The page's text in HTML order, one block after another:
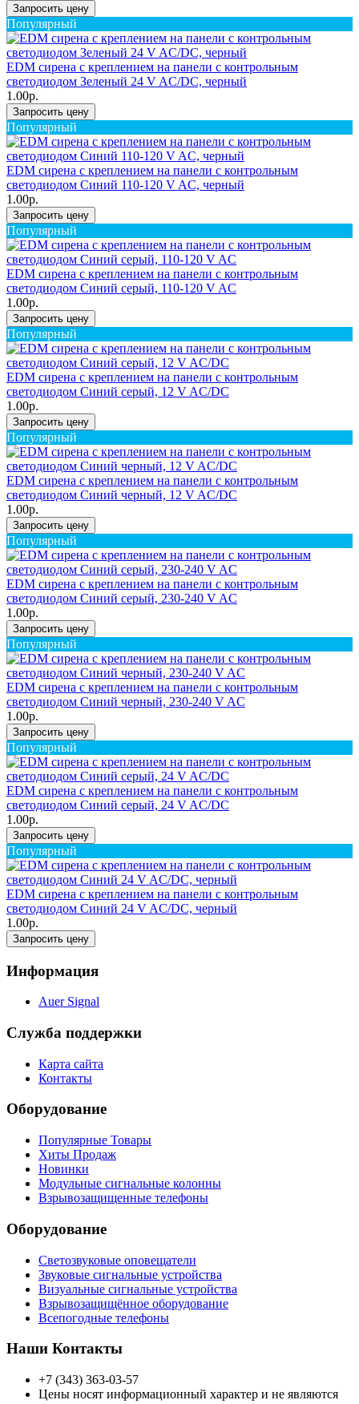
Запросить цену
Популярный
EDM сирена с креплением на панели с контрольным
светодиодом Зеленый 24 V AC/DC, черный
1.00р.
Запросить цену
Популярный
EDM сирена с креплением на панели с контрольным
светодиодом Синий 110-120 V AC, черный
1.00р.
Запросить цену
Популярный
EDM сирена с креплением на панели с контрольным
светодиодом Синий серый, 110-120 V AC
1.00р.
Запросить цену
Популярный
EDM сирена с креплением на панели с контрольным
светодиодом Синий серый, 12 V AC/DC
1.00р.
Запросить цену
Популярный
EDM сирена с креплением на панели с контрольным
светодиодом Синий черный, 12 V AC/DC
1.00р.
Запросить цену
Популярный
EDM сирена с креплением на панели с контрольным
светодиодом Синий серый, 230-240 V AC
1.00р.
Запросить цену
Популярный
EDM сирена с креплением на панели с контрольным
светодиодом Синий черный, 230-240 V AC
1.00р.
Запросить цену
Популярный
EDM сирена с креплением на панели с контрольным
светодиодом Синий серый, 24 V AC/DC
1.00р.
Запросить цену
Популярный
EDM сирена с креплением на панели с контрольным
светодиодом Синий 24 V AC/DC, черный
1.00р.
Запросить цену
Информация
Auer Signal
Служба поддержки
Карта сайта
Контакты
Оборудование
Популярные Товары
Хиты Продаж
Новинки
Модульные сигнальные колонны
Взрывозащищенные телефоны
Оборудование
Светозвуковые оповещатели
Звуковые сигнальные устройства
Визуальные сигнальные устройства
Взрывозащищённое оборудование
Всепогодные телефоны
Наши Контакты
+7 (343) 363-03-57
Цены носят информационный характер и не являются